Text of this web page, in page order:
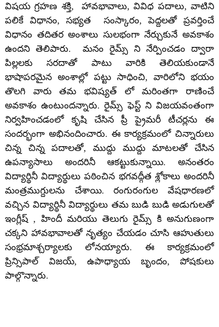
విషయ గ్రహణ శక్తి, హావభావాలు, వివిధ పదాలు, వాటిని
పలికే విధానం, సభ్యత సంస్కారం, పెద్దలతో ప్రవర్తించే
విధానం తదితర అంశాలు సులభంగా నేర్చుకునే అవకాశం
ఉందని తెలిపారు. మనం రైమ్స్ ని నేర్పించడం ద్వారా
పిల్లలకు సరదాతో పాటు వారికి తెలియకుండానే
భాషాపరమైన అంశాల్లో పట్టు సాధించి, వారిలోని భయం
తొలగి వారు తమ భవిష్యత్ లో మరింతగా రాణించే
అవకాశం ఉంటుందన్నారు. రైమ్స్ ఫెస్ట్ ని విజయవంతంగా
నిర్వహించడంలో కృషి చేసిన ప్రీ ప్రైమరీ టీచర్లను ఈ
సందర్భంగా అభినందించారు. ఈ కార్యక్రమంలో చిన్నారులు
చిన్న చిన్న పదాలతో, ముద్దు ముద్దు మాటలతో చేసిన
ఉపన్యాసాలు అందరినీ ఆకట్టుకున్నాయి. అనంతరం
విద్యార్థినీ విద్యార్థులు పఠించిన భగవద్గీత శ్లోకాలు అందరినీ
మంత్రముగ్దులను చేశాయి. రంగురంగుల వేషధారణలో
వచ్చిన విద్యార్థినీ విద్యార్థులు తమ బుడి బుడి అడుగులతో
ఇంగ్లీష్ , హిందీ మరియు తెలుగు రైమ్స్ కి అనుగుణంగా
చక్కని హావభావాలతో నృత్యం చేయడం చూసి ఆహుతులు
సంభ్రమాశ్చర్యాలకు లోనయ్యారు. ఈ కార్యక్రమంలో
ప్రిన్సిపాల్ విజయ్, ఉపాధ్యాయ బృందం, పోషకులు
పాల్గొన్నారు.